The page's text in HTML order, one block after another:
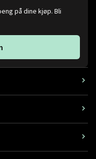
på dine kjøp. Bli